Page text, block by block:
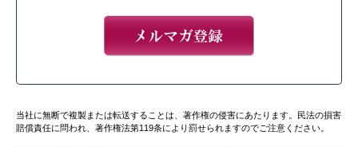
当社に無断で複製または転送することは、著作権の侵害にあたります。民法の損害
賠償責任に問われ、著作権法第119条により罰せられますのでご注意ください。